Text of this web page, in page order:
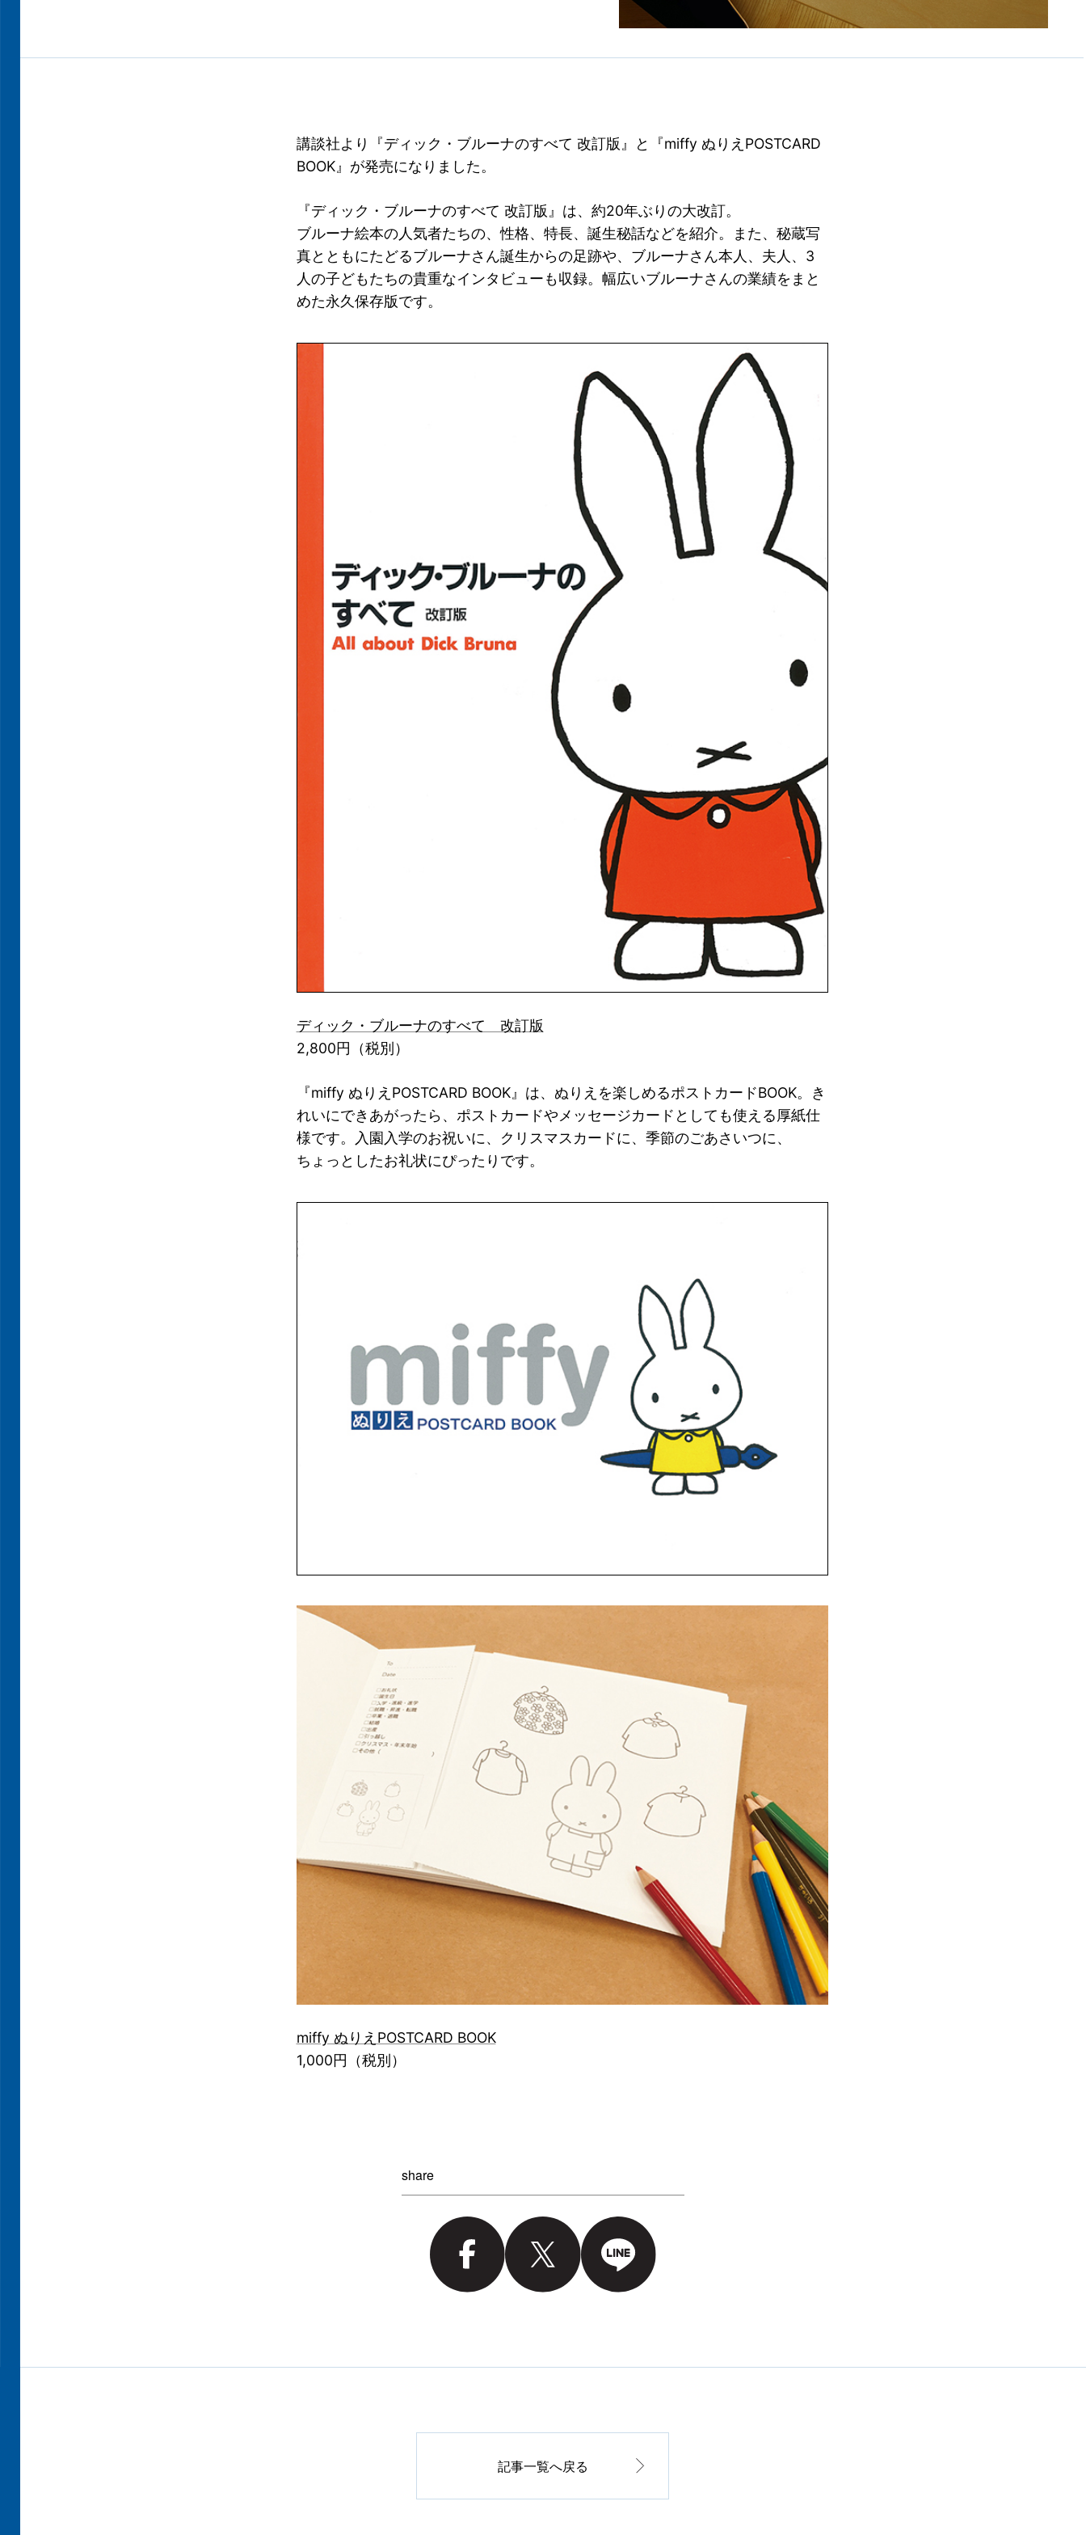
講談社より『ディック・ブルーナのすべて 改訂版』と『miffy ぬりえPOSTCARD
BOOK』が発売になりました。
『ディック・ブルーナのすべて 改訂版』は、約20年ぶりの大改訂。
ブルーナ絵本の人気者たちの、性格、特長、誕生秘話などを紹介。また、秘蔵写
真とともにたどるブルーナさん誕生からの足跡や、ブルーナさん本人、夫人、3
人の子どもたちの貴重なインタビューも収録。幅広いブルーナさんの業績をまと
めた永久保存版です。
ディック・ブルーナのすべて 改訂版
2,800円（税別）
『miffy ぬりえPOSTCARD BOOK』は、ぬりえを楽しめるポストカードBOOK。き
れいにできあがったら、ポストカードやメッセージカードとしても使える厚紙仕
様です。入園入学のお祝いに、クリスマスカードに、季節のごあさいつに、
ちょっとしたお礼状にぴったりです。
miffy ぬりえPOSTCARD BOOK
1,000円（税別）
share
記事一覧へ戻る